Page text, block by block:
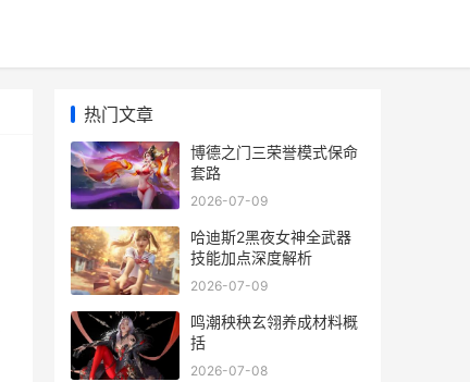
热门文章
博德之门三荣誉模式保命
套路
2026-07-09
哈迪斯2黑夜女神全武器
技能加点深度解析
2026-07-09
鸣潮秧秧玄翎养成材料概
括
2026-07-08